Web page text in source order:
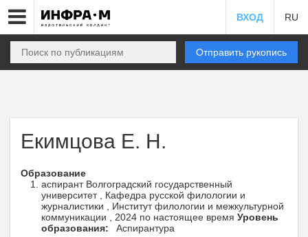
ВХОД RU
Отправить рукопись
Екимцова Е. Н.
Образование
аспирант Волгоградский государственный
университет , Кафедра русской филологии и
журналистики , Институт филологии и межкультурной
коммуникации , 2024 по настоящее время Уровень
образования:
Аспирантура